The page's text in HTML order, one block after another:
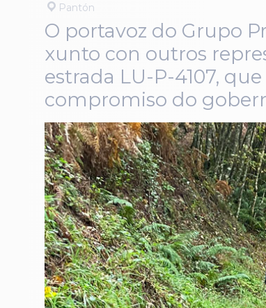
Pantón
O portavoz do Grupo
xunto con outros
estrada LU-P-4107,
compromiso do